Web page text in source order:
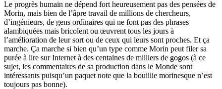
Le progrès humain ne dépend fort heureusement pas des pensées de
Morin, mais bien de l’âpre travail de millions de chercheurs,
d’ingénieurs, de gens ordinaires qui ne font pas des phrases
alambiquées mais bricolent ou œuvrent tous les jours à
l’amélioration de leur sort ou de ceux qui leurs sont proches. Et ça
marche. Ça marche si bien qu’un type comme Morin peut filer sa
purée à lire sur Internet à des centaines de milliers de gogos (à ce
sujet, les commentaires de sa production dans le Monde sont
intéressants puisqu’un paquet note que la bouillie morinesque n’est
toujours pas bonne).